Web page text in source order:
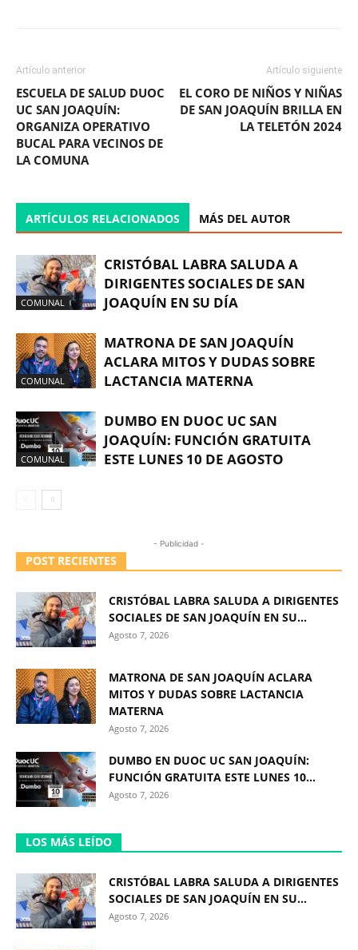
Artículo anterior
ESCUELA DE SALUD DUOC
UC SAN JOAQUÍN:
ORGANIZA OPERATIVO
BUCAL PARA VECINOS DE
LA COMUNA
Artículo siguiente
EL CORO DE NIÑOS Y NIÑAS
DE SAN JOAQUÍN BRILLA EN
LA TELETÓN 2024
ARTÍCULOS RELACIONADOS MÁS DEL AUTOR
COMUNAL
CRISTÓBAL LABRA SALUDA A
DIRIGENTES SOCIALES DE SAN
JOAQUÍN EN SU DÍA
COMUNAL
MATRONA DE SAN JOAQUÍN
ACLARA MITOS Y DUDAS SOBRE
LACTANCIA MATERNA
COMUNAL
DUMBO EN DUOC UC SAN
JOAQUÍN: FUNCIÓN GRATUITA
ESTE LUNES 10 DE AGOSTO
- Publicidad -
POST RECIENTES
CRISTÓBAL LABRA SALUDA A DIRIGENTES
SOCIALES DE SAN JOAQUÍN EN SU...
Agosto 7, 2026
MATRONA DE SAN JOAQUÍN ACLARA
MITOS Y DUDAS SOBRE LACTANCIA
MATERNA
Agosto 7, 2026
DUMBO EN DUOC UC SAN JOAQUÍN:
FUNCIÓN GRATUITA ESTE LUNES 10...
Agosto 7, 2026
LOS MÁS LEÍDO
CRISTÓBAL LABRA SALUDA A DIRIGENTES
SOCIALES DE SAN JOAQUÍN EN SU...
Agosto 7, 2026